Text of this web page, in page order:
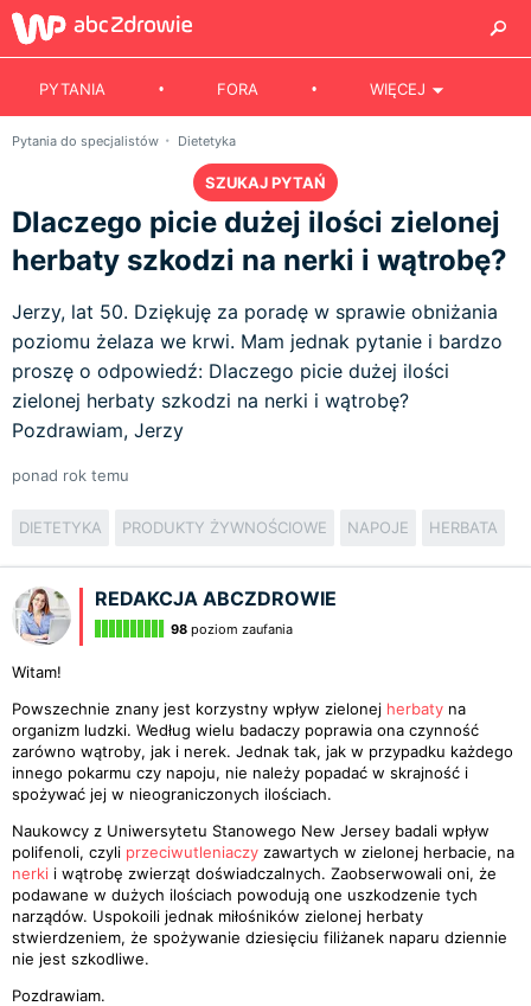
PYTANIA FORA WIĘCEJ
Pytania do specjalistów Dietetyka
SZUKAJ PYTAŃ
Dlaczego picie dużej ilości zielonej
herbaty szkodzi na nerki i wątrobę?
Jerzy, lat 50. Dziękuję za poradę w sprawie obniżania
poziomu żelaza we krwi. Mam jednak pytanie i bardzo
proszę o odpowiedź: Dlaczego picie dużej ilości
zielonej herbaty szkodzi na nerki i wątrobę?
Pozdrawiam, Jerzy
ponad rok temu
DIETETYKA PRODUKTY ŻYWNOŚCIOWE NAPOJE HERBATA
REDAKCJA ABCZDROWIE
98 poziom zaufania
Witam!
Powszechnie znany jest korzystny wpływ zielonej herbaty na
organizm ludzki. Według wielu badaczy poprawia ona czynność
zarówno wątroby, jak i nerek. Jednak tak, jak w przypadku każdego
innego pokarmu czy napoju, nie należy popadać w skrajność i
spożywać jej w nieograniczonych ilościach.
Naukowcy z Uniwersytetu Stanowego New Jersey badali wpływ
polifenoli, czyli przeciwutleniaczy zawartych w zielonej herbacie, na
nerki i wątrobę zwierząt doświadczalnych. Zaobserwowali oni, że
podawane w dużych ilościach powodują one uszkodzenie tych
narządów. Uspokoili jednak miłośników zielonej herbaty
stwierdzeniem, że spożywanie dziesięciu filiżanek naparu dziennie
nie jest szkodliwe.
Pozdrawiam.